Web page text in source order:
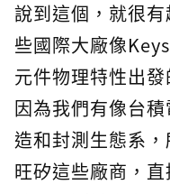
說到這個，就很
些國際大廠像
元件物理特性出
因為我們有像台
造和封測生態系
旺矽這些廠商，